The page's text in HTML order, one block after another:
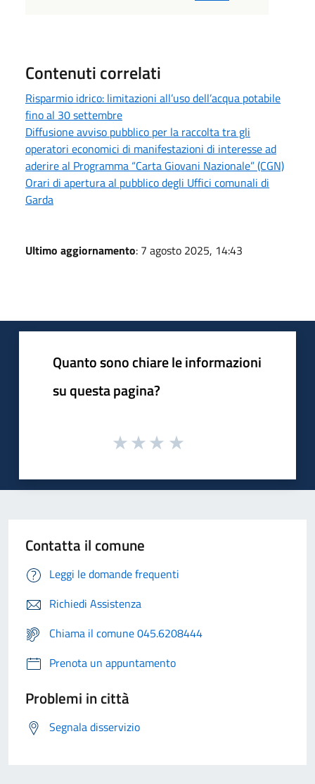
Contenuti correlati
Risparmio idrico: limitazioni all’uso dell’acqua potabile
fino al 30 settembre
Diffusione avviso pubblico per la raccolta tra gli
operatori economici di manifestazioni di interesse ad
aderire al Programma “Carta Giovani Nazionale” (CGN)
Orari di apertura al pubblico degli Uffici comunali di
Garda
Ultimo aggiornamento: 7 agosto 2025, 14:43
Quanto sono chiare le informazioni
su questa pagina?
Contatta il comune
Leggi le domande frequenti
Richiedi Assistenza
Chiama il comune 045.6208444
Prenota un appuntamento
Problemi in città
Segnala disservizio